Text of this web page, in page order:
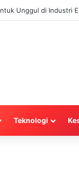
Unggul di Industri
Teknologi